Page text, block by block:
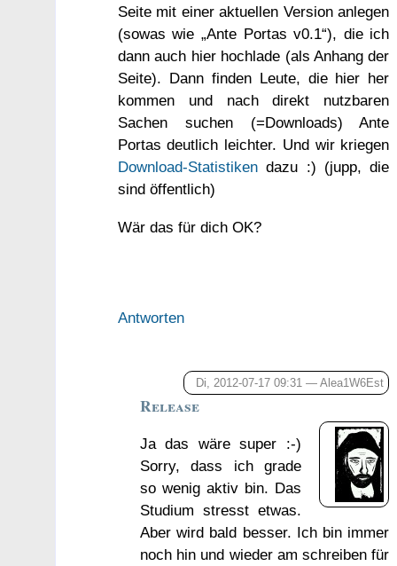
Seite mit einer aktuellen Version anlegen
(sowas wie „Ante Portas v0.1“), die ich
dann auch hier hochlade (als Anhang der
Seite). Dann finden Leute, die hier her
kommen und nach direkt nutzbaren
Sachen suchen (=Downloads) Ante
Portas deutlich leichter. Und wir kriegen
Download-Statistikendazu :) (jupp, die
sind öffentlich)
Wär das für dich OK?
Antworten
Di, 2012-07-17 09:31 —Alea1W6Est
Release
Ja das wäre super :-)
Sorry, dass ich grade
so wenig aktiv bin. Das
Studium stresst etwas.
Aber wird bald besser. Ich bin immer
noch hin und wieder am schreiben für